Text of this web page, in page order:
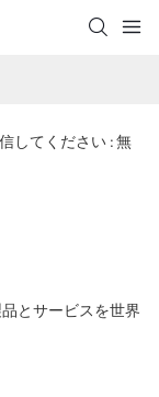
してください : 無
とサービスを世界